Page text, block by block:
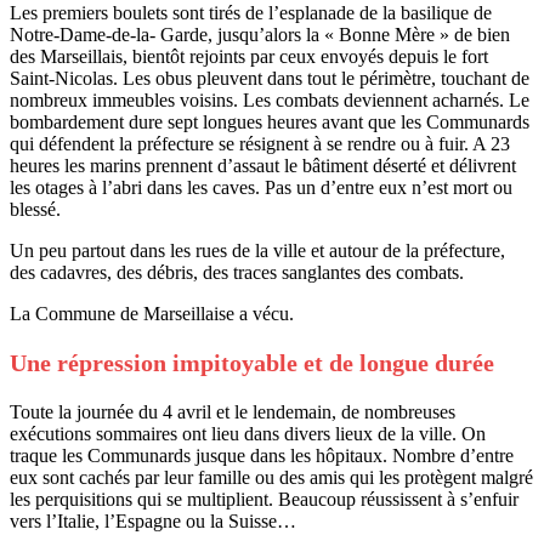
Les premiers boulets sont tirés de l’esplanade de la basilique de
Notre-Dame-de-la- Garde, jusqu’alors la « Bonne Mère » de bien
des Marseillais, bientôt rejoints par ceux envoyés depuis le fort
Saint-Nicolas. Les obus pleuvent dans tout le périmètre, touchant de
nombreux immeubles voisins. Les combats deviennent acharnés. Le
bombardement dure sept longues heures avant que les Communards
qui défendent la préfecture se résignent à se rendre ou à fuir. A 23
heures les marins prennent d’assaut le bâtiment déserté et délivrent
les otages à l’abri dans les caves. Pas un d’entre eux n’est mort ou
blessé.
Un peu partout dans les rues de la ville et autour de la préfecture,
des cadavres, des débris, des traces sanglantes des combats.
La Commune de Marseillaise a vécu.
Une répression impitoyable et de longue durée
Toute la journée du 4 avril et le lendemain, de nombreuses
exécutions sommaires ont lieu dans divers lieux de la ville. On
traque les Communards jusque dans les hôpitaux. Nombre d’entre
eux sont cachés par leur famille ou des amis qui les protègent malgré
les perquisitions qui se multiplient. Beaucoup réussissent à s’enfuir
vers l’Italie, l’Espagne ou la Suisse…